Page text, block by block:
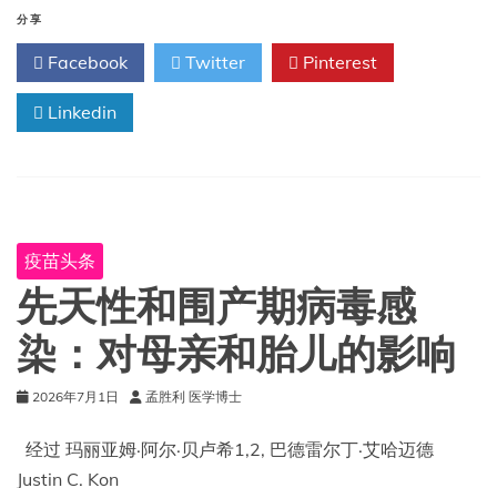
痘
–
带
状
疱
毒
分享
Facebook Twitter Pinterest
Linkedin
疫苗头条
先天性和围产期病毒感
染：对母亲和胎儿的影响
2026年7月1日 孟胜利 医学博士
经过 玛丽亚姆·阿尔·贝卢希1,2, 巴德雷尔丁·艾哈迈德
Justin C. Kon